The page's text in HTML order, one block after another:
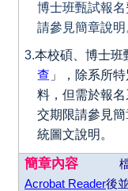
博士班甄試報名
請參見簡章說明
3.本校碩、博士班
查 」，除系所
料，但需於報
交期限請參見
統圖文說明。
簡章內容
Acrobat Reader後